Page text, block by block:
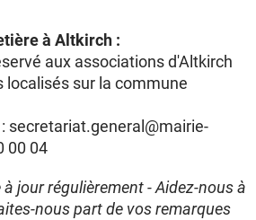
à Altkirch :
aux associations d'Altkirch
localisés sur la commune
secretariat.general@mairie-
00 04
jour régulièrement - Aidez-nous à
nous part de vos remarques